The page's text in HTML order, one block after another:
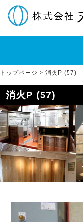
トップページ > 消火P (57)
消火P (57)